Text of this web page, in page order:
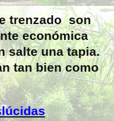
trenzado son
económica
salte una tapia.
tan bien como